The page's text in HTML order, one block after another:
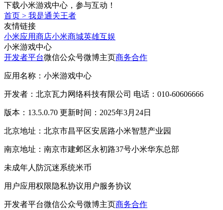
下载小米游戏中心，参与互动！
首页 > 我是通关王者
友情链接
小米应用商店小米商城英雄互娱
小米游戏中心
开发者平台微信公众号微博主页商务合作
应用名称：小米游戏中心
开发者：北京瓦力网络科技有限公司 电话：010-60606666
版本：13.5.0.70 更新时间：2025年3月24日
北京地址：北京市昌平区安居路小米智慧产业园
南京地址：南京市建邺区永初路37号小米华东总部
未成年人防沉迷系统米币
用户应用权限隐私协议用户服务协议
开发者平台微信公众号微博主页商务合作